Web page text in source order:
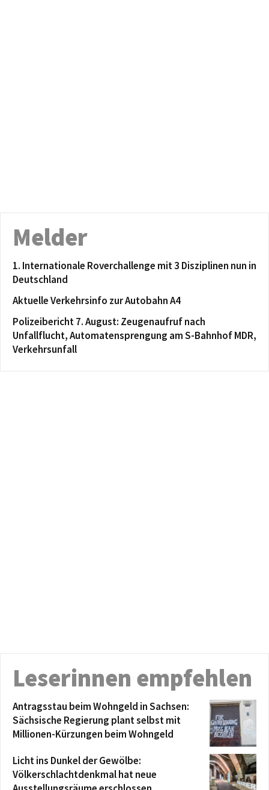
Melder
1. Internationale Roverchallenge mit 3 Disziplinen nun in
Deutschland
Aktuelle Verkehrsinfo zur Autobahn A4
Polizeibericht 7. August: Zeugenaufruf nach
Unfallflucht, Automatensprengung am S-Bahnhof MDR,
Verkehrsunfall
Leserinnen empfehlen
Antragsstau beim Wohngeld in Sachsen:
Sächsische Regierung plant selbst mit
Millionen-Kürzungen beim Wohngeld
Licht ins Dunkel der Gewölbe:
Völkerschlachtdenkmal hat neue